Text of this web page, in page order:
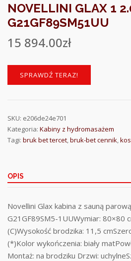
NOVELLINI GLAX 1
G21GF89SM51UU
15 894.00zł
SPRAWDŹ TERAZ!
SKU: e206de24e701
Kategoria: Kabiny z hydromasażem
Tagi: bruk bet tercet,bruk-bet cennik,
OPIS
Novellini Glax kabina z sauną
G21GF89SM5-1UUWymiar: 80×80
(C)Wysokość brodzika: 11,5
(*)Kolor wykończenia: biały
Montaż: na brodziku Drzwi: